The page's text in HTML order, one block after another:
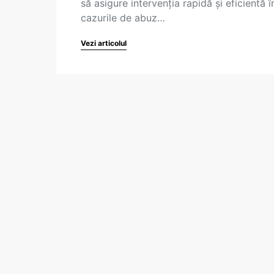
să asigure intervenția rapidă și eficientă
cazurile de abuz…
Vezi articolul